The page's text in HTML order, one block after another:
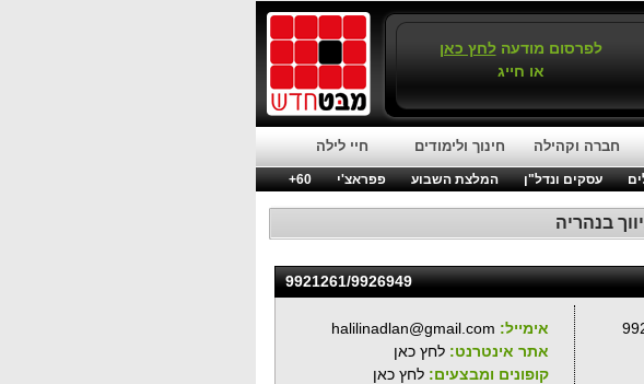
לפרסום מודעהלחץ כאן
או חייג
חברה וקהילה חינוך ולימודים חיי לילה
עסקים ונדל"ן המלצת השבוע פפראצ'י
60+
בנהריה
9921261/9926949
אימייל: halilinadlan@gmail.com
אתר אינטרנט: לחץ כאן
קופונים ומבצעים: לחץ כאן